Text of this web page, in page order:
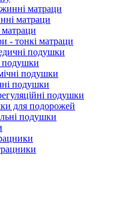
матраци
матраци
матраци
- тонкі матраци
подушки
подушки
подушки
подушки
подушки
для подорожей
подушки